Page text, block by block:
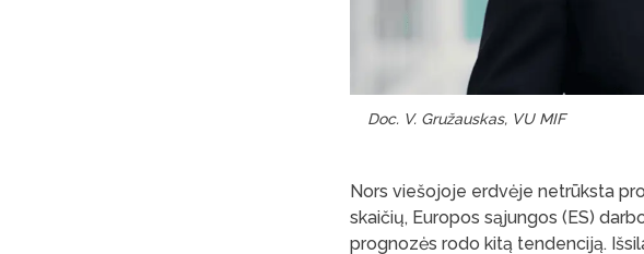
Doc. V. Gružauskas, VU MIF
Nors viešojoje erdvėje netrūksta
skaičių, Europos sąjungos (ES)
prognozės rodo kitą tendenciją.